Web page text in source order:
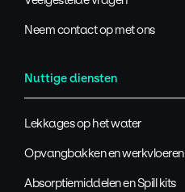
Neem contact op met ons
Nuttige diensten
Lekkages op het water
Opvangbakken en werkvloeren
Absorptiemiddelen en Spill kits